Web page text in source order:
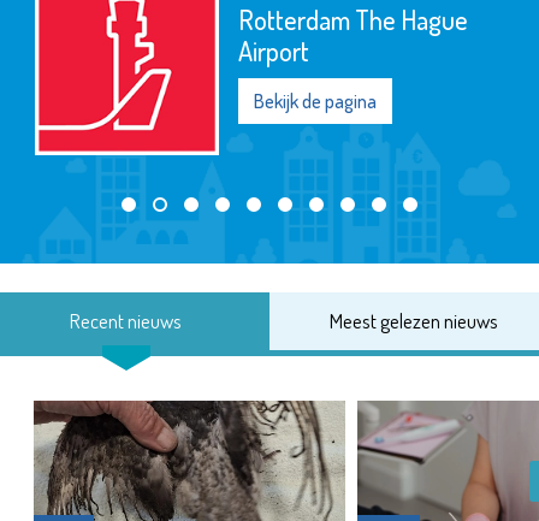
Rotterdam The Hague
Airport
Bekijk de pagina
Recent nieuws Meest gelezen nieuws